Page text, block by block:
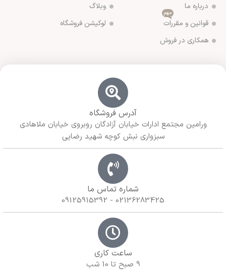
درباره ما
قوانین و مقررات
مهم
همکاری در فروش
وبلاگ
لوکیشن فروشگاه
آدرس فروشگاه
ورامین مجتمع ادارات خیابان آزادگان روبروی خیابان ملاهادی
سبزواری نبش کوچه شهید رضایی
شماره تماس ما
02136283425 - 09125915392
ساعت کاری
9 صبح تا 10 شب